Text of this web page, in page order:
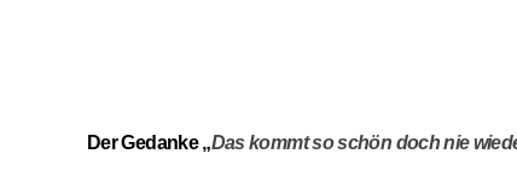
Der Gedanke „Das kommt so schön doch nie